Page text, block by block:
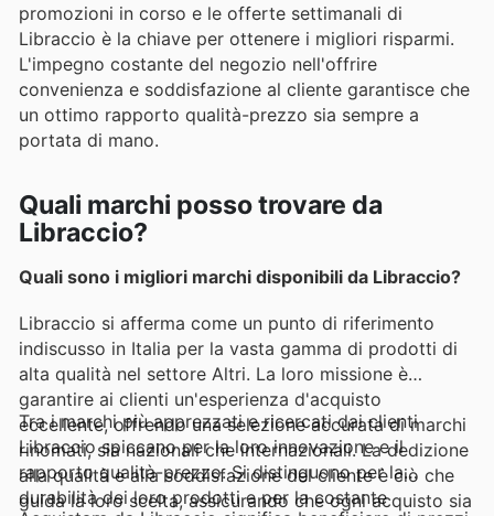
promozioni in corso e le offerte settimanali di
Libraccio è la chiave per ottenere i migliori risparmi.
L'impegno costante del negozio nell'offrire
convenienza e soddisfazione al cliente garantisce che
un ottimo rapporto qualità-prezzo sia sempre a
portata di mano.
Quali marchi posso trovare da
Libraccio?
Quali sono i migliori marchi disponibili da Libraccio?
Libraccio si afferma come un punto di riferimento
indiscusso in Italia per la vasta gamma di prodotti di
alta qualità nel settore Altri. La loro missione è
garantire ai clienti un'esperienza d'acquisto
eccellente, offrendo una selezione accurata di marchi
rinomati, sia nazionali che internazionali. La dedizione
alla qualità e alla soddisfazione del cliente è ciò che
guida la loro scelta, assicurando che ogni acquisto sia
Tra i marchi più apprezzati e ricercati dai clienti
Libraccio spiccano per la loro innovazione e il
rapporto qualità-prezzo. Si distinguono per la
durabilità dei loro prodotti e per la costante